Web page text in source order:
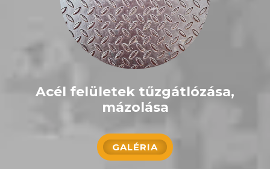
Acél felületek tűzgátlózása,
mázolása
GALÉRIA